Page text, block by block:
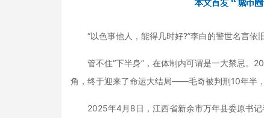
“以色事他人，能得几时好?”李白的警世名言依旧
管不住“下半身”，在体制内可谓是一大禁忌。
角，终于迎来了命运大结局——毛奇被判刑10年半，
2025年4月8日，江西省新余市万年县委原书记